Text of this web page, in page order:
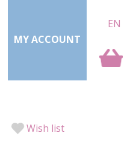
MY ACCOUNT
EN
Wish list